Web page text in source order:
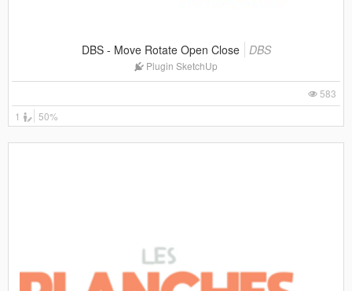
DBS - Move Rotate Open Close DBS
Plugin SketchUp
583
1
50%